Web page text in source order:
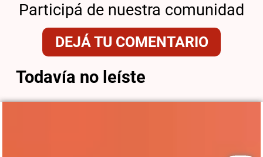
Participá de nuestra comunidad
DEJÁ TU COMENTARIO
Todavía no leíste